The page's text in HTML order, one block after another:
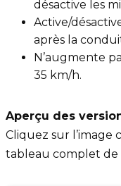
désactive les
Active/
après la
N’augmente
35 km/h.
Aperçu des
Cliquez sur l’image
tableau complet de